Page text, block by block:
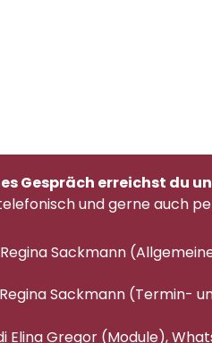
Gespräch erreichst du
und gerne auch
Sackmann
Sackmann (Termin-
Elina Gregor (Module),